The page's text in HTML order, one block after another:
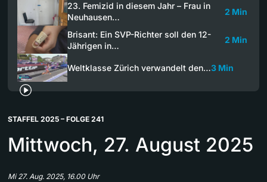
23. Femizid in diesem Jahr – Frau in
Neuhausen…
2 Min
Brisant: Ein SVP-Richter soll den 12-
Jährigen in…
2 Min
Weltklasse Zürich verwandelt den…3 Min
STAFFEL 2025 – FOLGE 241
Mittwoch, 27. August 2025
Mi 27. Aug. 2025, 16.00 Uhr